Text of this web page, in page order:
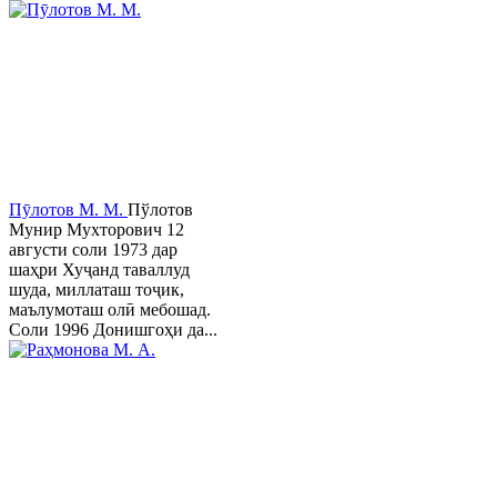
Пӯлотов М. М. Пўлотов
Мунир Мухторович 12
августи соли 1973 дар
шаҳри Хуҷанд таваллуд
шуда, миллаташ тоҷик,
маълумоташ олӣ мебошад.
Соли 1996 Донишгоҳи да...